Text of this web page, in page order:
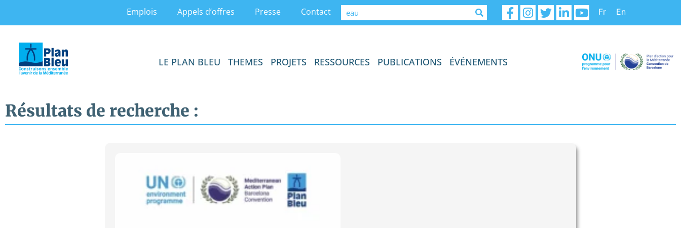
Emplois Appels d’offres Presse Contact Fr En
LE PLAN BLEU THEMES PROJETS RESSOURCES PUBLICATIONS ÉVÉNEMENTS
Résultats de recherche :